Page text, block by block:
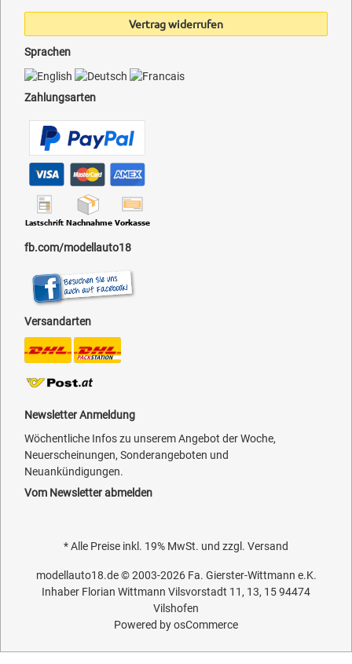
Vertrag widerrufen
Sprachen
Zahlungsarten
fb.com/modellauto18
Versandarten
Newsletter Anmeldung
Wöchentliche Infos zu unserem Angebot der Woche,
Neuerscheinungen, Sonderangeboten und
Neuankündigungen.
Vom Newsletter abmelden
* Alle Preise inkl. 19% MwSt. und zzgl. Versand
modellauto18.de© 2003-2026 Fa. Gierster-Wittmann e.K.
Inhaber Florian Wittmann Vilsvorstadt 11, 13, 15 94474
Vilshofen
Powered byosCommerce